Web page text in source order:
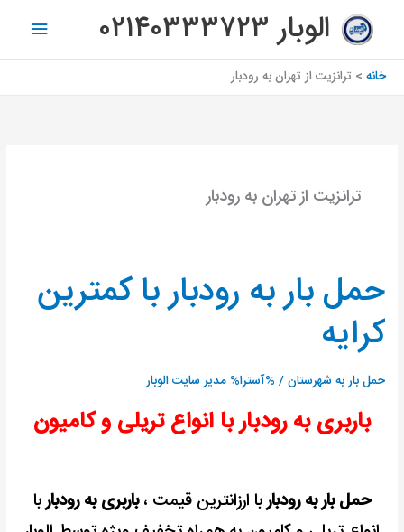
محتوا
الوبار ۰۲۱۴۰۳۳۳۷۲۳
اصلی
خانه ترانزیت از تهران به رودبار
ترانزیت از تهران به رودبار
حمل بار به رودبار با کمترین
کرایه
حمل بار به شهرستان/ %آسترا% مدیر سایت الوبار
باربری به رودبار با انواع تریلی و کامیون
حمل بار به رودباربا ارزانترین قیمت ،باربری به رودباربا
حمل
بار
به
رودبار
کمترین
کرایه